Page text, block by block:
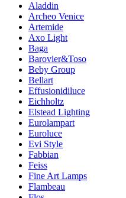
Aladdin
Archeo Venice
Artemide
Axo Light
Baga
Barovier&Toso
Beby Group
Bellart
Effusionidiluce
Eichholtz
Elstead Lighting
Eurolampart
Euroluce
Evi Style
Fabbian
Feiss
Fine Art Lamps
Flambeau